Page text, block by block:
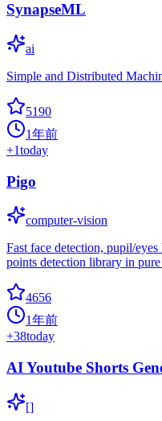
SynapseML
ai
Simple and Distributed
5190
1年前
+1today
Pigo
computer-vision
Fast face detection, pupil/
points detection library in
4656
1年前
+38today
AI Youtube Shorts
[]